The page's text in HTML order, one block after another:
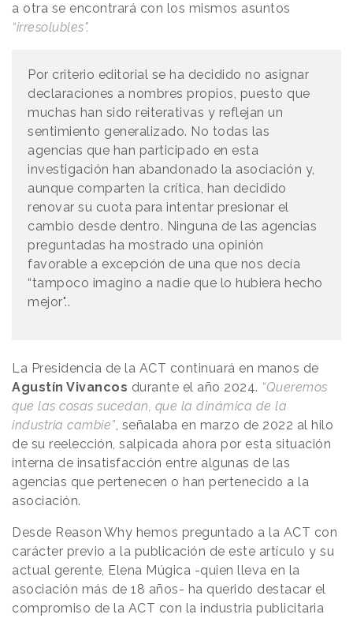
a otra se encontrará con los mismos asuntos
“irresolubles".
Por criterio editorial se ha decidido no asignar
declaraciones a nombres propios, puesto que
muchas han sido reiterativas y reflejan un
sentimiento generalizado. No todas las
agencias que han participado en esta
investigación han abandonado la asociación y,
aunque comparten la crítica, han decidido
renovar su cuota para intentar presionar el
cambio desde dentro. Ninguna de las agencias
preguntadas ha mostrado una opinión
favorable a excepción de una que nos decía
“tampoco imagino a nadie que lo hubiera hecho
mejor"..
La Presidencia de la ACT continuará en manos de
Agustín Vivancos durante el año 2024. “Queremos
que las cosas sucedan, que la dinámica de la
industria cambie”, señalaba en marzo de 2022 al hilo
de su reelección, salpicada ahora por esta situación
interna de insatisfacción entre algunas de las
agencias que pertenecen o han pertenecido a la
asociación.
Desde Reason Why hemos preguntado a la ACT con
carácter previo a la publicación de este artículo y su
actual gerente, Elena Múgica -quien lleva en la
asociación más de 18 años- ha querido destacar el
compromiso de la ACT con la industria publicitaria